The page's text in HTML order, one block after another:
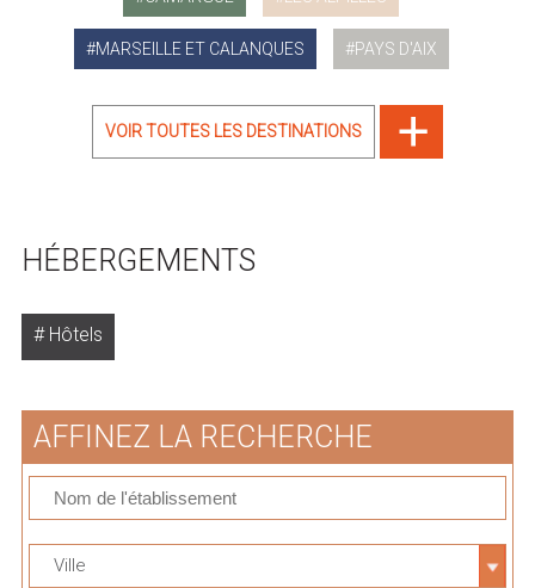
MARSEILLE ET CALANQUES PAYS D'AIX
VOIR TOUTES LES DESTINATIONS
HÉBERGEMENTS
Hôtels
AFFINEZ LA RECHERCHE
Ville